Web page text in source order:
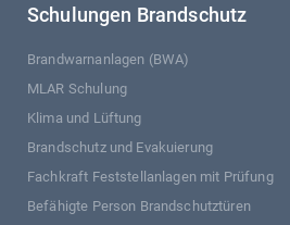
Schulungen Brandschutz
Brandwarnanlagen (BWA)
MLAR Schulung
Klima und Lüftung
Brandschutz und Evakuierung
Fachkraft Feststellanlagen mit Prüfung
Befähigte Person Brandschutztüren